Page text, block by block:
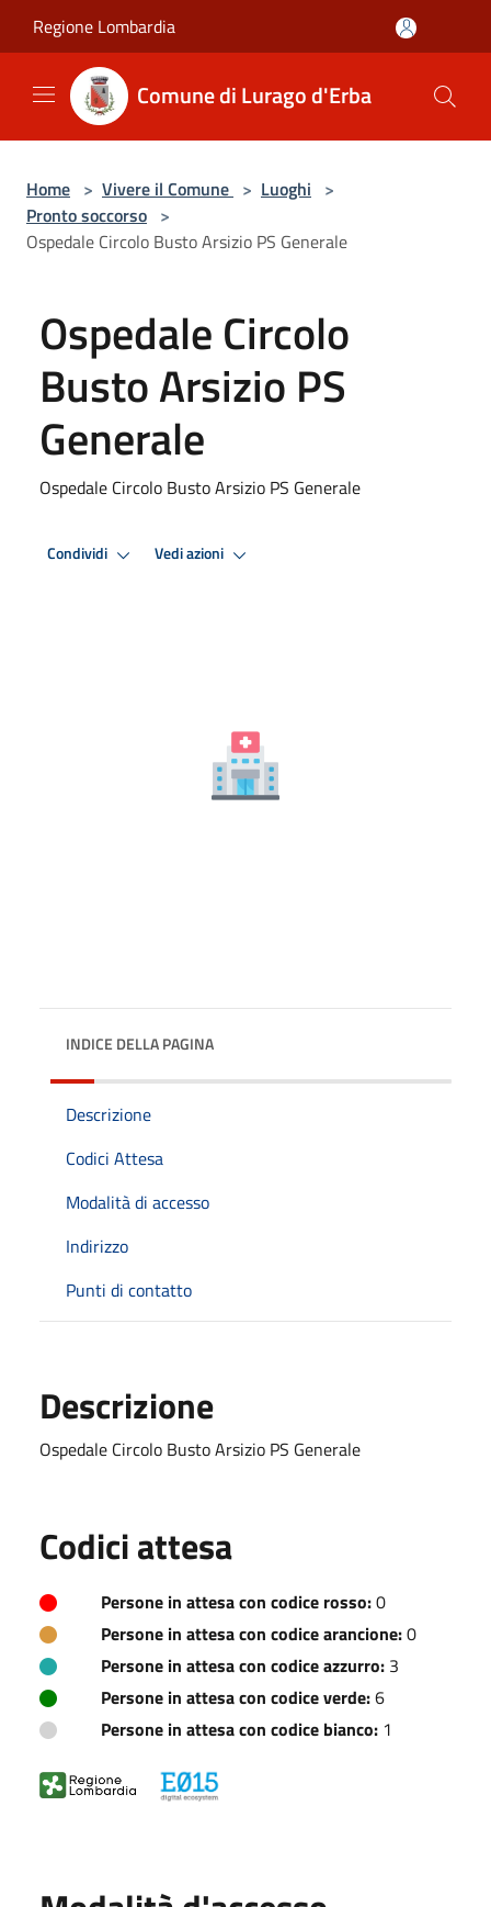
Regione Lombardia
Comune di Lurago d'Erba
Home > Vivere il Comune > Luoghi >
Pronto soccorso >
Ospedale Circolo Busto Arsizio PS Generale
Ospedale Circolo
Busto Arsizio PS
Generale
Ospedale Circolo Busto Arsizio PS Generale
Condividi Vedi azioni
INDICE DELLA PAGINA
Descrizione
Codici Attesa
Modalità di accesso
Indirizzo
Punti di contatto
Descrizione
Ospedale Circolo Busto Arsizio PS Generale
Codici attesa
Persone in attesa con codice rosso:0
Persone in attesa con codice arancione:0
Persone in attesa con codice azzurro: 3
Persone in attesa con codice verde:6
Persone in attesa con codice bianco: 1